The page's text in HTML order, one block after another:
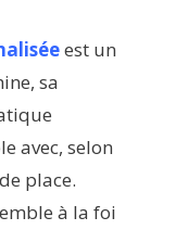
est un
sa
avec, selon
place.
à la foi